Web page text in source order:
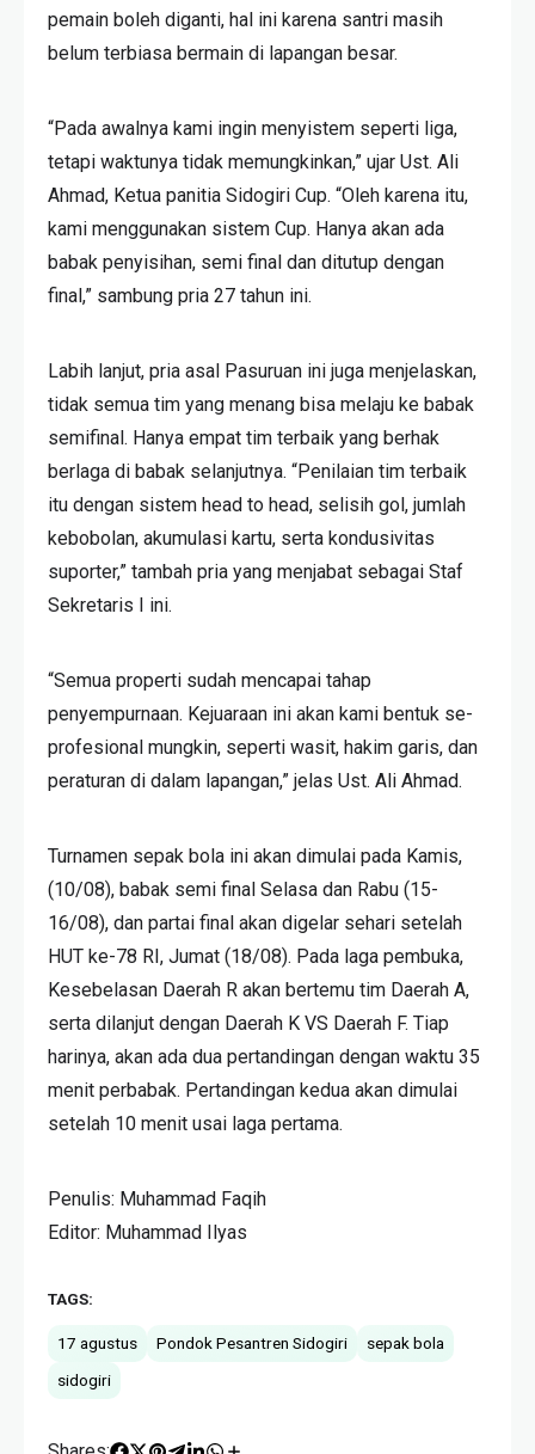
pemain boleh diganti, hal ini karena santri masih
belum terbiasa bermain di lapangan besar.
“Pada awalnya kami ingin menyistem seperti liga,
tetapi waktunya tidak memungkinkan,” ujar Ust. Ali
Ahmad, Ketua panitia Sidogiri Cup. “Oleh karena itu,
kami menggunakan sistem Cup. Hanya akan ada
babak penyisihan, semi final dan ditutup dengan
final,” sambung pria 27 tahun ini.
Labih lanjut, pria asal Pasuruan ini juga menjelaskan,
tidak semua tim yang menang bisa melaju ke babak
semifinal. Hanya empat tim terbaik yang berhak
berlaga di babak selanjutnya. “Penilaian tim terbaik
itu dengan sistem head to head, selisih gol, jumlah
kebobolan, akumulasi kartu, serta kondusivitas
suporter,” tambah pria yang menjabat sebagai Staf
Sekretaris I ini.
“Semua properti sudah mencapai tahap
penyempurnaan. Kejuaraan ini akan kami bentuk se-
profesional mungkin, seperti wasit, hakim garis, dan
peraturan di dalam lapangan,” jelas Ust. Ali Ahmad.
Turnamen sepak bola ini akan dimulai pada Kamis,
(10/08), babak semi final Selasa dan Rabu (15-
16/08), dan partai final akan digelar sehari setelah
HUT ke-78 RI, Jumat (18/08). Pada laga pembuka,
Kesebelasan Daerah R akan bertemu tim Daerah A,
serta dilanjut dengan Daerah K VS Daerah F. Tiap
harinya, akan ada dua pertandingan dengan waktu 35
menit perbabak. Pertandingan kedua akan dimulai
setelah 10 menit usai laga pertama.
Penulis: Muhammad Faqih
Editor: Muhammad Ilyas
TAGS:
17 agustus Pondok Pesantren Sidogiri
sepak bola
sidogiri